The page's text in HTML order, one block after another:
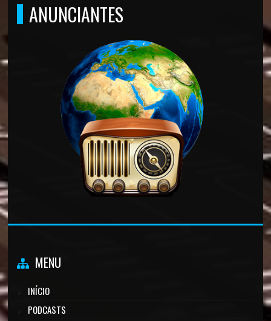
ANUNCIANTES
MENU
INÍCIO
PODCASTS